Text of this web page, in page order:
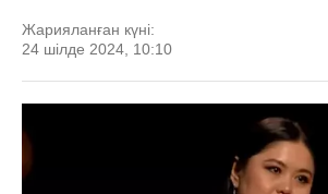
Жарияланған күні:
24 шілде 2024, 10:10